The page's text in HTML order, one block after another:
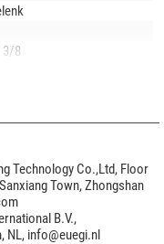
3/8
Spike-Kombination
Technology Co.,Ltd, Floor
Town, Zhongshan
B.V.,
NL, info@euegi.nl